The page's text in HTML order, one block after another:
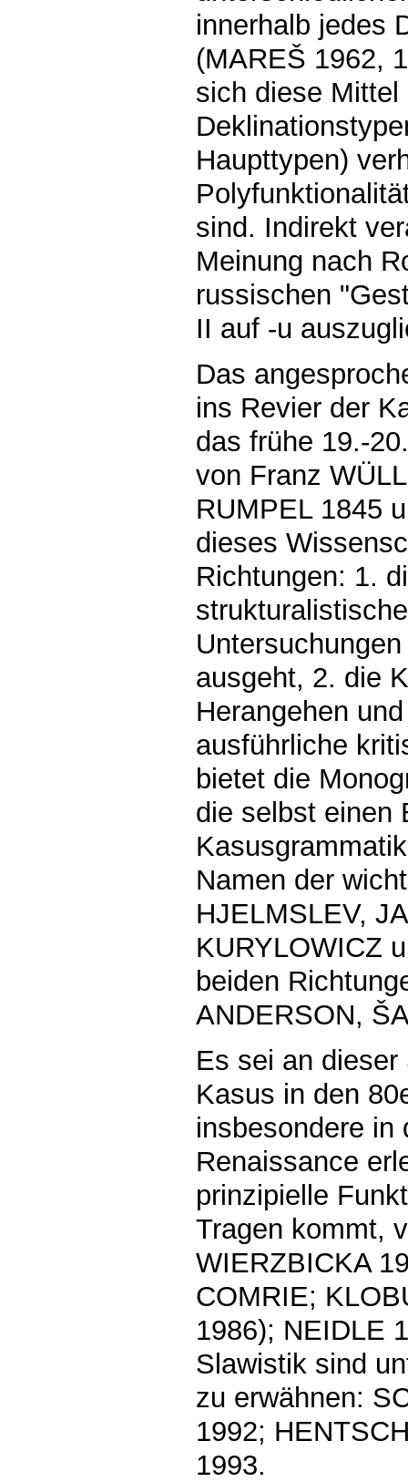
innerhalb jedes
(MAREŠ 1962,
sich diese Mittel
Haupttypen)
sind. Indirekt
Meinung nach
russischen
II auf -u
Das
ins Revier der
das frühe 19.-
von Franz
RUMPEL 1845
dieses
Richtungen: 1.
ausgeht, 2. die
Herangehen
ausführliche
bietet die
die selbst einen
Namen der
HJELMSLEV,
KURYLOWICZ
beiden
ANDERSON,
Es sei an
Kasus in den
insbesondere in
Renaissance
prinzipielle
Tragen kommt,
WIERZBICKA
COMRIE;
1986); NEIDLE
Slawistik sind
zu erwähnen:
1992;
1993.